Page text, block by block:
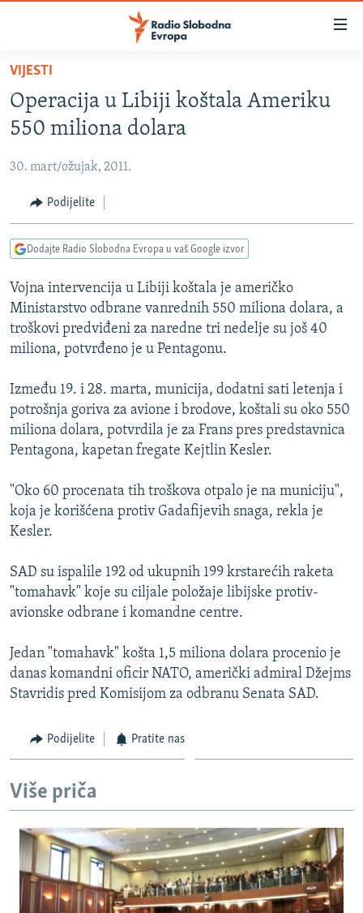
Pređite
glavni
sadržaj
na
navigaciju
Pređite
na
BOSNA I HERCEGOVINA
KOSOVO
CRNA GORA
VIDEO
FOTOGALERIJE
INFOGRAFIKE
PODCASTI
RAT U UKRAJINI
KINA NA BALKANU
RSE PRIČE IZ SVIJETA
ISPRIČAJ MI
DNEVNO@RSE
SPECIJALI RSE
GENOCID U SREBRENICI
POPLAVE I KLIZIŠTA U BIH 2024.
POST SCRIPTUM
MOJA EVROPA
SVE KARTE DEJTONA
NASTANAK I RASPAD JUGOSLAVIJE
PRATITE NAS
VIJESTI
Operacija u Libiji koštala Ameriku
550 miliona dolara
30. mart/ožujak, 2011.
Podijelite
Dodajte Radio Slobodna Evropa u vaš Google izvor
Vojna intervencija u Libiji koštala je američko
Ministarstvo odbrane vanrednih 550 miliona dolara, a
troškovi predviđeni za naredne tri nedelje su još 40
miliona, potvrđeno je u Pentagonu.
Između 19. i 28. marta, municija, dodatni sati letenja i
potrošnja goriva za avione i brodove, koštali su oko 550
miliona dolara, potvrdila je za Frans pres predstavnica
Pentagona, kapetan fregate Kejtlin Kesler.
"Oko 60 procenata tih troškova otpalo je na municiju",
koja je korišćena protiv Gadafijevih snaga, rekla je
Kesler.
SAD su ispalile 192 od ukupnih 199 krstarećih raketa
"tomahavk" koje su ciljale položaje libijske protiv-
avionske odbrane i komandne centre.
Jedan "tomahavk" košta 1,5 miliona dolara procenio je
danas komandni oficir NATO, američki admiral Džejms
Stavridis pred Komisijom za odbranu Senata SAD.
Podijelite Pratite nas
Više priča